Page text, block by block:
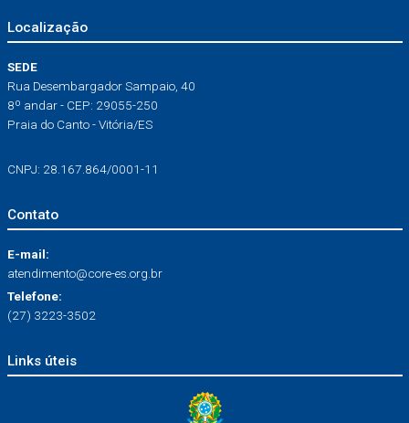
Localização
SEDE
Rua Desembargador Sampaio, 40
8º andar - CEP: 29055-250
Praia do Canto - Vitória/ES
CNPJ: 28.167.864/0001-11
Contato
E-mail:
atendimento@core-es.org.br
Telefone:
(27) 3223-3502
Links úteis